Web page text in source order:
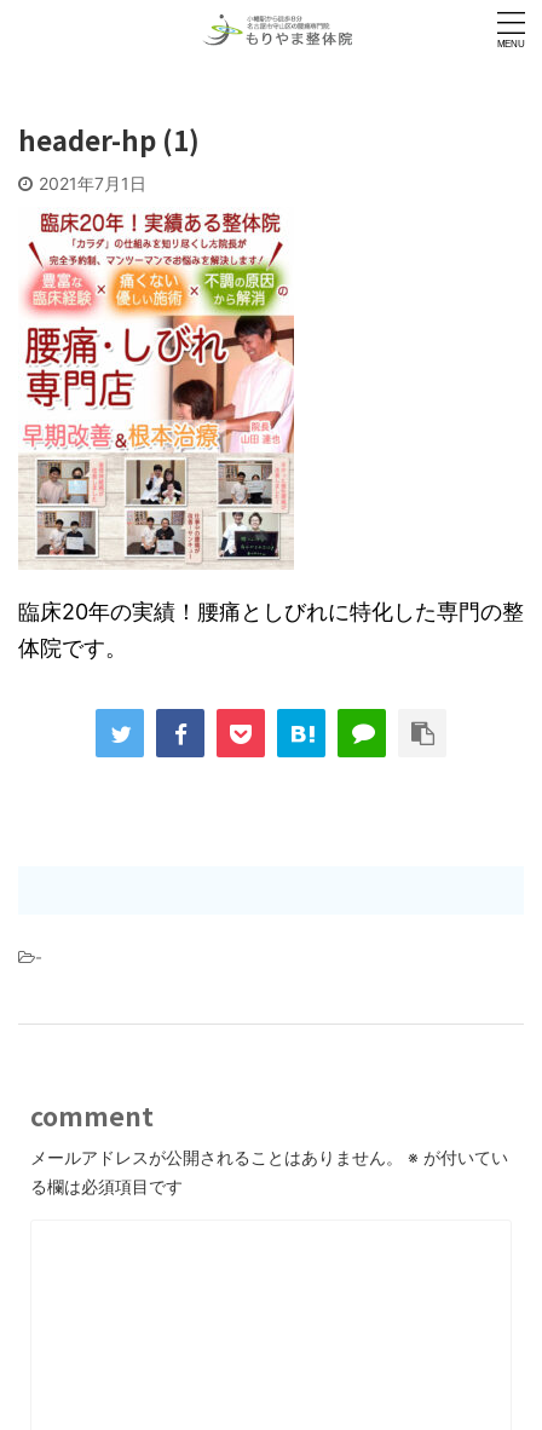
header-hp (1)
2021年7月1日
臨床20年の実績！腰痛としびれに特化した専門の整
体院です。
-
comment
メールアドレスが公開されることはありません。 ※ が付いてい
る欄は必須項目です